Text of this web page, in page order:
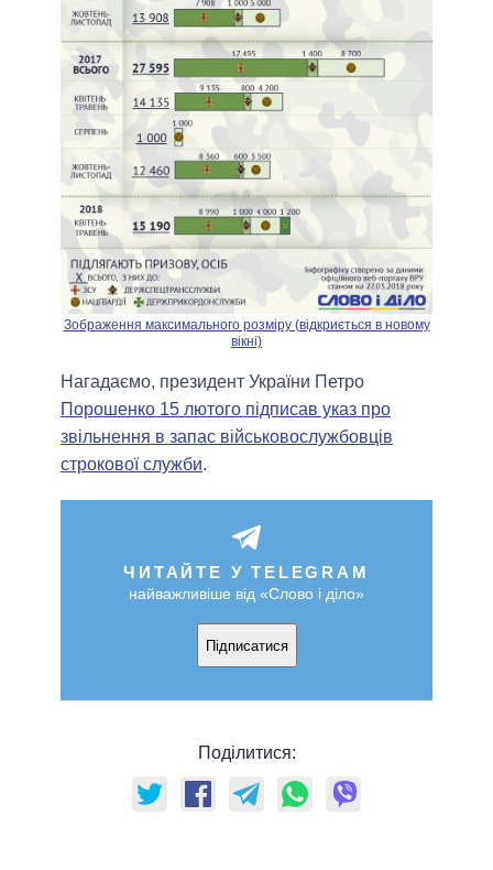
Зображення максимального розміру (відкриється в новому
вікні)
Нагадаємо, президент України Петро
Порошенко 15 лютого підписав указ про
звільнення в запас військовослужбовців
строкової служби.
ЧИТАЙТЕ У TELEGRAM
найважливіше від «Слово і діло»
Підписатися
Поділитися: